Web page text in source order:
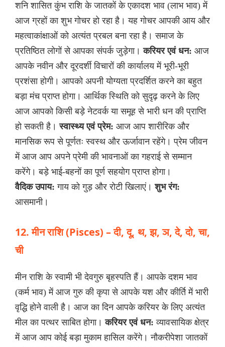
शनि शासित कुंभ राशि के जातकों के एकादश भाव (लाभ भाव) में
आज ग्रहों का शुभ गोचर हो रहा है। यह गोचर आपकी आय और
महत्वाकांक्षाओं को अत्यंत प्रबल बना रहा है। समाज के
प्रतिष्ठित लोगों से आपका संपर्क जुड़ेगा।करियर एवं धन: आज
आपके नवीन और दूरदर्शी विचारों की कार्यालय में भूरी-भूरी
प्रशंसा होगी। आपको अपनी योग्यता प्रदर्शित करने का बहुत
बड़ा मंच प्राप्त होगा। आर्थिक स्थिति को सुदृढ़ करने के लिए
आज आपको किसी बड़े नेटवर्क या समूह से भारी धन की प्राप्ति
हो सकती है।स्वास्थ्य एवं प्रेम: आज आप शारीरिक और
मानसिक रूप से पूर्णतः स्वस्थ और ऊर्जावान रहेंगे। प्रेम जीवन
में आज आप अपने प्रेमी की भावनाओं का गहराई से सम्मान
करेंगे। बड़े भाई-बहनों का पूर्ण सहयोग प्राप्त होगा।
वैदिक उपाय: गाय को गुड़ और रोटी खिलाएं।शुभ रंग:
आसमानी।
12. मीन राशि (Pisces) – दी, दू, थ, झ, ञ, दे, दो, चा,
ची
मीन राशि के स्वामी भी देवगुरु बृहस्पति हैं। आपके दशम भाव
(कर्म भाव) में आज गुरु की कृपा से आपके यश और कीर्ति में भारी
वृद्धि होने वाली है। आज का दिन आपके करियर के लिए अत्यंत
मील का पत्थर साबित होगा।करियर एवं धन: व्यावसायिक क्षेत्र
में आज आप कोई बड़ा मुकाम हासिल करेंगे। नौकरीपेशा जातकों